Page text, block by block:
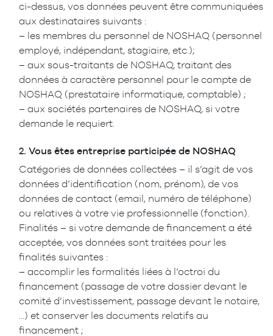
ci-dessus, vos données peuvent être communiquées
aux destinataires suivants :
– les membres du personnel de NOSHAQ (personnel
employé, indépendant, stagiaire, etc.);
– aux sous-traitants de NOSHAQ, traitant des
données à caractère personnel pour le compte de
NOSHAQ (prestataire informatique, comptable) ;
– aux sociétés partenaires de NOSHAQ, si votre
demande le requiert.
2. Vous êtes entreprise participée de NOSHAQ
Catégories de données collectées – il s’agit de vos
données d’identification (nom, prénom), de vos
données de contact (email, numéro de téléphone)
ou relatives à votre vie professionnelle (fonction).
Finalités – si votre demande de financement a été
acceptée, vos données sont traitées pour les
finalités suivantes :
– accomplir les formalités liées à l’octroi du
financement (passage de votre dossier devant le
comité d’investissement, passage devant le notaire,
…) et conserver les documents relatifs au
financement ;